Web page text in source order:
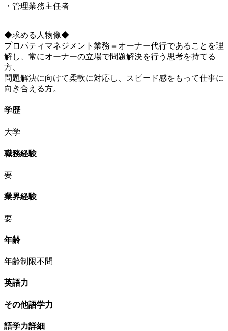
・管理業務主任者
◆求める人物像◆
プロパティマネジメント業務＝オーナー代行であることを理
解し、常にオーナーの立場で問題解決を行う思考を持てる
方、
問題解決に向けて柔軟に対応し、スピード感をもって仕事に
向き合える方。
学歴
大学
職務経験
要
業界経験
要
年齢
年齢制限不問
英語力
その他語学力
語学力詳細